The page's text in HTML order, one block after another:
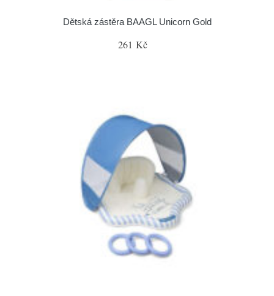
Dětská zástěra BAAGL Unicorn Gold
261 Kč